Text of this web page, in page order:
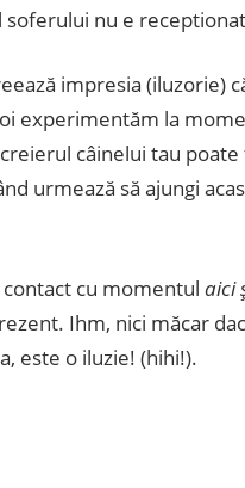
soferului nu e
impresia (iluzorie)
experimentăm la
câinelui tau
urmează să ajungi
cu momentul aici
Ihm, nici măcar
este o iluzie! (hihi!).